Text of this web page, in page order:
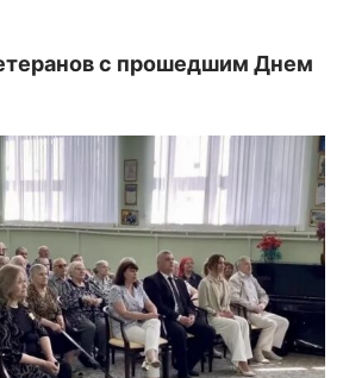
с прошедшим Днем